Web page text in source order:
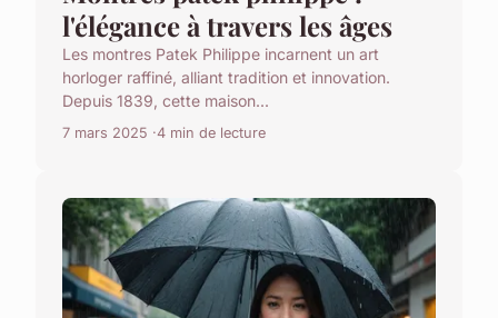
l'élégance à travers les âges
Les montres Patek Philippe incarnent un art
horloger raffiné, alliant tradition et innovation.
Depuis 1839, cette maison...
7 mars 2025 4 min de lecture